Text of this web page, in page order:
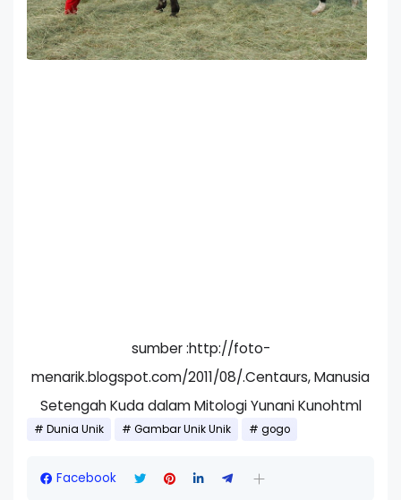
sumber :http://foto-
menarik.blogspot.com/2011/08/.Centaurs, Manusia
Setengah Kuda dalam Mitologi Yunani Kunohtml
Dunia Unik Gambar Unik Unik gogo
Facebook